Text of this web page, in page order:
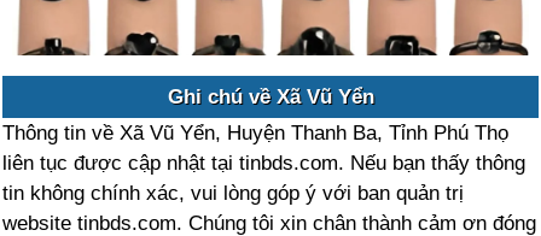
Ghi chú về Xã Vũ Yển
Thông tin về Xã Vũ Yển, Huyện Thanh Ba, Tỉnh Phú Thọ
liên tục được cập nhật tại tinbds.com. Nếu bạn thấy thông
tin không chính xác, vui lòng góp ý với ban quản trị
website tinbds.com. Chúng tôi xin chân thành cảm ơn đóng